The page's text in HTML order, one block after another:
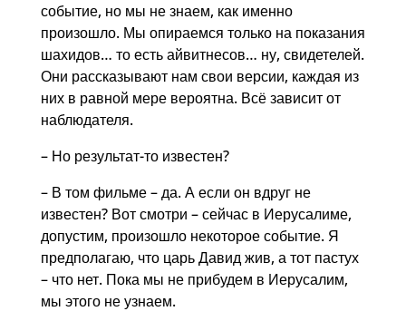
событие, но мы не знаем, как именно
произошло. Мы опираемся только на показания
шахидов… то есть айвитнесов… ну, свидетелей.
Они рассказывают нам свои версии, каждая из
них в равной мере вероятна. Всё зависит от
наблюдателя.
– Но результат-то известен?
– В том фильме – да. А если он вдруг не
известен? Вот смотри – сейчас в Иерусалиме,
допустим, произошло некоторое событие. Я
предполагаю, что царь Давид жив, а тот пастух
– что нет. Пока мы не прибудем в Иерусалим,
мы этого не узнаем.